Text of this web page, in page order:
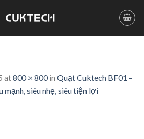
at800 × 800in Quạt Cuktech BF01 –
mạnh, siêu nhẹ, siêu tiện lợi